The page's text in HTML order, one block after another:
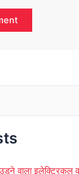
वाला इलेक्ट्रिकल